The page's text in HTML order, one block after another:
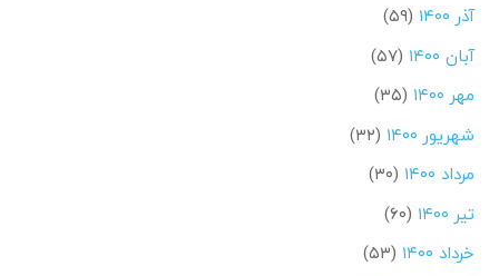
آذر ۱۴۰۰
(۵۹)
آبان ۱۴۰۰
(۵۷)
مهر ۱۴۰۰
(۳۵)
شهریور ۱۴۰۰
(۳۲)
مرداد ۱۴۰۰
(۳۰)
تیر ۱۴۰۰
(۶۰)
خرداد ۱۴۰۰
(۵۳)